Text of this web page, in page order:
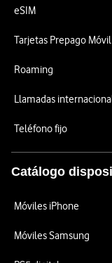
eSIM
Tarjetas Prepago Móvil
Roaming
Llamadas
Teléfono fijo
Catálogo
Móviles iPhone
Móviles Samsung